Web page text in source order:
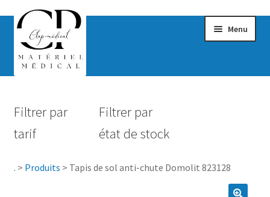
Menu
Hygiène
Filtrer par
tarif
Filtrer par
état de stock
. > Produits > Tapis de sol anti-chute Domolit 823128